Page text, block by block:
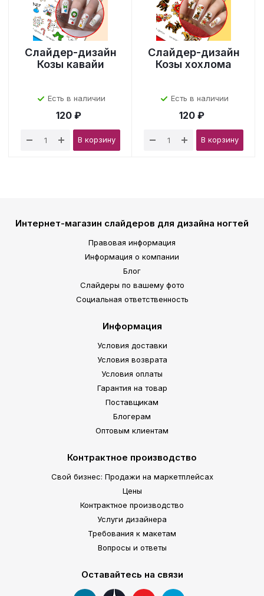
Слайдер-дизайн
Козы кавайи
Есть в наличии
120 ₽
В корзину
Слайдер-дизайн
Козы хохлома
Есть в наличии
120 ₽
В корзину
Интернет-магазин слайдеров для дизайна ногтей
Правовая информация
Информация о компании
Блог
Слайдеры по вашему фото
Социальная ответственность
Информация
Условия доставки
Условия возврата
Условия оплаты
Гарантия на товар
Поставщикам
Блогерам
Оптовым клиентам
Контрактное производство
Свой бизнес: Продажи на маркетплейсах
Цены
Контрактное производство
Услуги дизайнера
Требования к макетам
Вопросы и ответы
Оставайтесь на связи